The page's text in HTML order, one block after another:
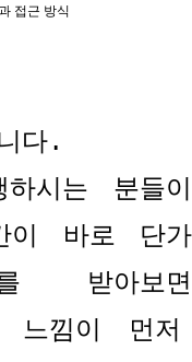
접근 방식
다.
시는 분들이
이 바로 단가
를 받아보면
느낌이 먼저